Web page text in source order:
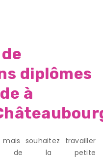
diplômes
à
souhaitez travailler
de la petite